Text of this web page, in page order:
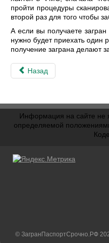
пройти процедуры
второй раз для того чтобы
А если вы получаете
нужно будет приехать один
получение заграна делают
Назад
Информация на сайте не
определяемой
© ЗагранПаспортСрочно.РФ